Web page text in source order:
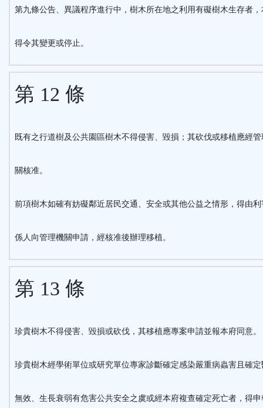
第九條公告、異議程序進行中，樹木所在地之利用有礙樹木生存者，
得令其變更或停止。
第 12 條
既有之行道樹及公共園區樹木不得侵害、毀損；其砍伐或移植應經
關核准。
前項樹木如確有妨礙鄰近居民交通、安全或其他公益之情形，得由利
係人向管理機關申請，經核准後辦理移植。
第 13 條
珍貴樹木不得侵害、毀損或砍伐，其移植應專案申請並報本府同意。
珍貴樹木經學術單位或研究單位專家診斷確定感染嚴重病蟲害且確定
無效、生長衰弱有危害公共安全之虞或經本府複查確定死亡者，得申